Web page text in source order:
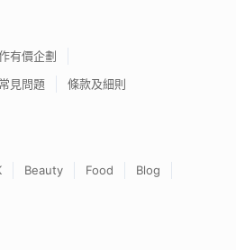
有價企劃
常見問題 條款及細則
Beauty Food
Blog